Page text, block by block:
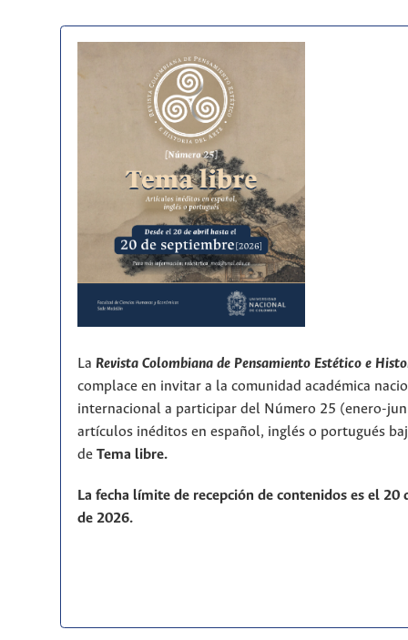
La Revista Colombiana de Pensamiento Estético e
complace en invitar a la comunidad académica
internacional a participar del Número 25 (enero-
artículos inéditos en español, inglés o portugués
de Tema libre.
La fecha límite de recepción de contenidos es el 20
de 2026.